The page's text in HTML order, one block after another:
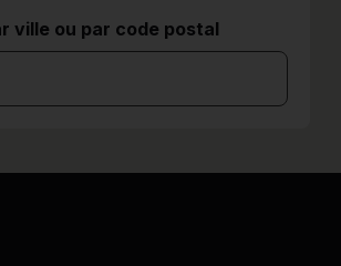
ville ou par code postal